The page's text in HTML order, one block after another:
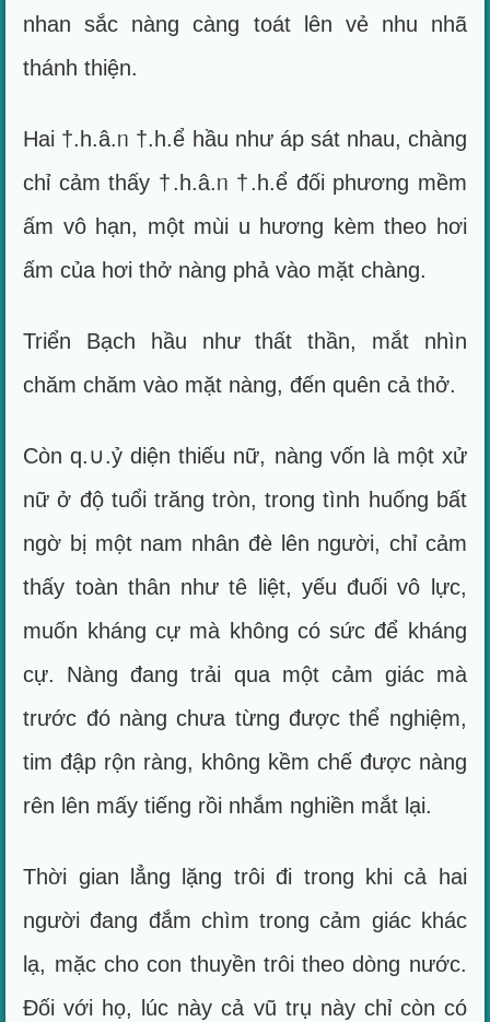
nhan sắc nàng càng toát lên vẻ nhu nhã
thánh thiện.
Hai †.h.â.ᥒ †.h.ể hầu như áp sát nhau, chàng
chỉ cảm thấy †.h.â.ᥒ †.h.ể đối phương mềm
ấm vô hạn, một mùi u hương kèm theo hơi
ấm của hơi thở nàng phả vào mặt chàng.
Triển Bạch hầu như thất thần, mắt nhìn
chăm chăm vào mặt nàng, đến quên cả thở.
Còn q.∪.ỷ diện thiếu nữ, nàng vốn là một xử
nữ ở độ tuổi trăng tròn, trong tình huống bất
ngờ bị một nam nhân đè lên người, chỉ cảm
thấy toàn thân như tê liệt, yếu đuối vô lực,
muốn kháng cự mà không có sức để kháng
cự. Nàng đang trải qua một cảm giác mà
trước đó nàng chưa từng được thể nghiệm,
tim đập rộn ràng, không kềm chế được nàng
rên lên mấy tiếng rồi nhắm nghiền mắt lại.
Thời gian lẳng lặng trôi đi trong khi cả hai
người đang đắm chìm trong cảm giác khác
lạ, mặc cho con thuyền trôi theo dòng nước.
Đối với họ, lúc này cả vũ trụ này chỉ còn có